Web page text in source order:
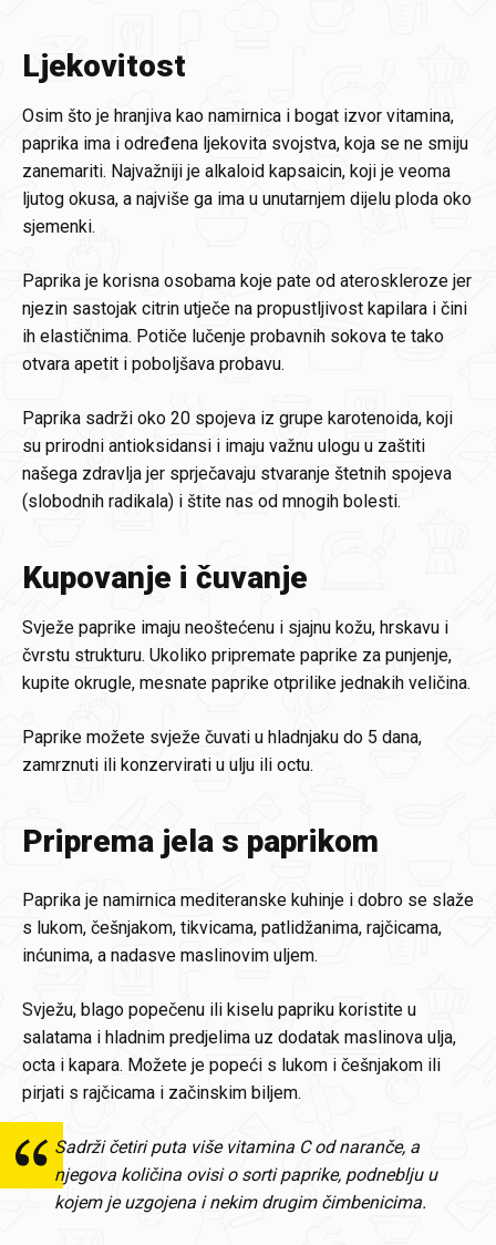
Ljekovitost
Osim što je hranjiva kao namirnica i bogat izvor vitamina,
paprika ima i određena ljekovita svojstva, koja se ne smiju
zanemariti. Najvažniji je alkaloid kapsaicin, koji je veoma
ljutog okusa, a najviše ga ima u unutarnjem dijelu ploda oko
sjemenki.
Paprika je korisna osobama koje pate od ateroskleroze jer
njezin sastojak citrin utječe na propustljivost kapilara i čini
ih elastičnima. Potiče lučenje probavnih sokova te tako
otvara apetit i poboljšava probavu.
Paprika sadrži oko 20 spojeva iz grupe karotenoida, koji
su prirodni antioksidansi i imaju važnu ulogu u zaštiti
našega zdravlja jer sprječavaju stvaranje štetnih spojeva
(slobodnih radikala) i štite nas od mnogih bolesti.
Kupovanje i čuvanje
Svježe paprike imaju neoštećenu i sjajnu kožu, hrskavu i
čvrstu strukturu. Ukoliko pripremate paprike za punjenje,
kupite okrugle, mesnate paprike otprilike jednakih veličina.
Paprike možete svježe čuvati u hladnjaku do 5 dana,
zamrznuti ili konzervirati u ulju ili octu.
Priprema jela s paprikom
Paprika je namirnica mediteranske kuhinje i dobro se slaže
s lukom, češnjakom, tikvicama, patlidžanima, rajčicama,
inćunima, a nadasve maslinovim uljem.
Svježu, blago popečenu ili kiselu papriku koristite u
salatama i hladnim predjelima uz dodatak maslinova ulja,
octa i kapara. Možete je popeći s lukom i češnjakom ili
pirjati s rajčicama i začinskim biljem.
Sadrži četiri puta više vitamina C od naranče, a
njegova količina ovisi o sorti paprike, podneblju u
kojem je uzgojena i nekim drugim čimbenicima.